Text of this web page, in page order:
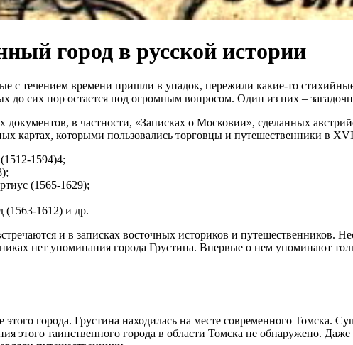
город в русской истории
с течением времени пришли в упадок, пережили какие-то
до сих пор остается под огромным вопросом. Один из них –
документов, в частности, «Записках о Московии», сделанных
картах, которыми пользовались торговцы и путешественники в
1594)4;
(1565-1629);
(1563-1612) и др.
и в записках восточных историков и путешественников.
нет упоминания города Грустина. Впервые о нем упоминают
города. Грустина находилась на месте современного Томска.
этого таинственного города в области Томска не обнаружено.